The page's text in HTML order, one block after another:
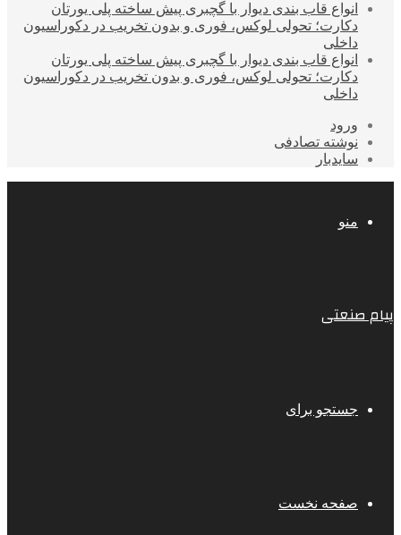
انواع قاب بندی دیوار با گچبری پیش ساخته پلی یورتان
دکارت؛ تحولی لوکس، فوری و بدون تخریب در دکوراسیون
داخلی
انواع قاب بندی دیوار با گچبری پیش ساخته پلی یورتان
دکارت؛ تحولی لوکس، فوری و بدون تخریب در دکوراسیون
داخلی
ورود
نوشته تصادفی
سایدبار
منو
پیام صنعتی
جستجو برای
صفحه نخست